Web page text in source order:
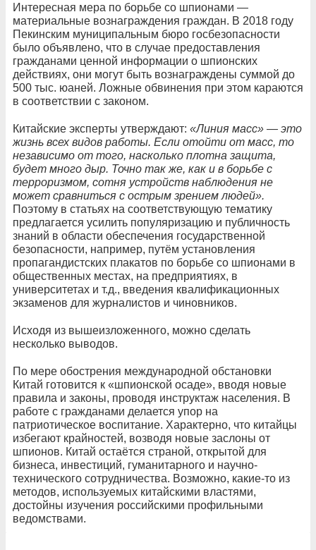
Интересная мера по борьбе со шпионами —
материальные вознаграждения граждан. В 2018 году
Пекинским муниципальным бюро госбезопасности
было объявлено, что в случае предоставления
гражданами ценной информации о шпионских
действиях, они могут быть вознаграждены суммой до
500 тыс. юаней. Ложные обвинения при этом караются
в соответствии с законом.
Китайские эксперты утверждают: «Линия масс» — это
жизнь всех видов работы. Если отойти от масс, то
независимо от того, насколько плотна защита,
будет много дыр. Точно так же, как и в борьбе с
терроризмом, сотня устройств наблюдения не
может сравниться с острым зрением людей».
Поэтому в статьях на соответствующую тематику
предлагается усилить популяризацию и публичность
знаний в области обеспечения государственной
безопасности, например, путём установления
пропагандистских плакатов по борьбе со шпионами в
общественных местах, на предприятиях, в
университетах и т.д., введения квалификационных
экзаменов для журналистов и чиновников.
Исходя из вышеизложенного, можно сделать
несколько выводов.
По мере обострения международной обстановки
Китай готовится к «шпионской осаде», вводя новые
правила и законы, проводя инструктаж населения. В
работе с гражданами делается упор на
патриотическое воспитание. Характерно, что китайцы
избегают крайностей, возводя новые заслоны от
шпионов. Китай остаётся страной, открытой для
бизнеса, инвестиций, гуманитарного и научно-
технического сотрудничества. Возможно, какие-то из
методов, используемых китайскими властями,
достойны изучения российскими профильными
ведомствами.